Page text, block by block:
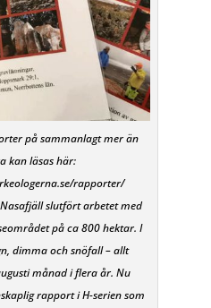
på sammanlagt mer än
kan läsas här:
rapporter/
slutfört arbetet med
på ca 800 hektar. I
dimma och snöfall – allt
månad i flera år. Nu
rapport i H-serien som